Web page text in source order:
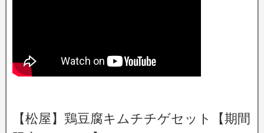
【松屋】鶏豆腐キムチチゲセット【期間